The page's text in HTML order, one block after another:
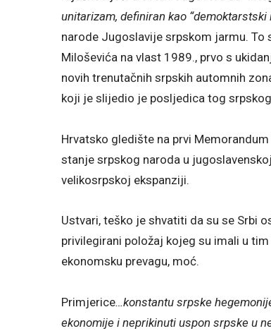
unitarizam, definiran kao “demoktarstski
narode Jugoslavije srpskom jarmu.
Miloševića na vlast 1989., prvo s
novih trenutačnih srpskih automnih
koji je slijedio je posljedica tog
Hrvatsko gledište na prvi
stanje srpskog naroda u
velikosrpskoj ekspanziji.
Ustvari, teško je shvatiti da su se Srbi
privilegirani položaj kojeg su imali u
ekonomsku prevagu, moć.
Primjerice…konstantu srpske
ekonomije i neprikinuti uspon srpske u